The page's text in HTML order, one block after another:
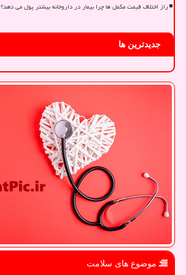
راز اختلاف قیمت مکمل ها چرا بیمار در داروخانه بیشتر پول می دهد؟
جدیدترین ها
موضوع های سلامت